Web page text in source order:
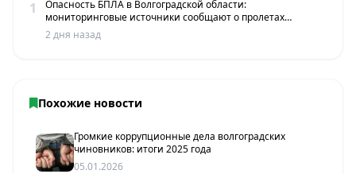
1
Опасность БПЛА в Волгоградской области:
мониторинговые источники сообщают о пролетах
беспилотников
2 дня назад
Похожие новости
Громкие коррупционные дела волгоградских
чиновников: итоги 2025 года
05.01.2026